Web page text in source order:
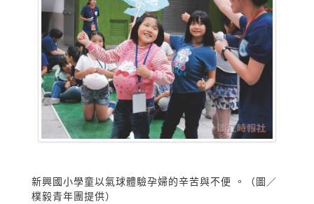
新興國小學童以氣球體驗孕婦的辛苦與不便 。（圖／
樸毅青年團提供）